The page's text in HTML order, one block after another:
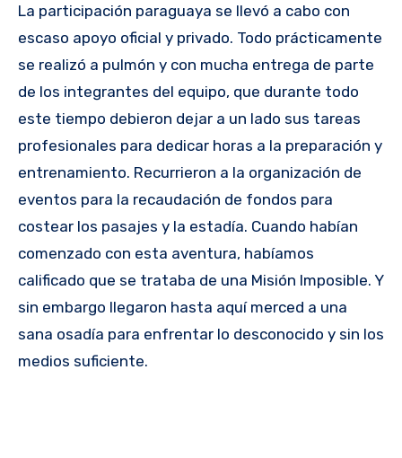
La participación paraguaya se llevó a cabo con
escaso apoyo oficial y privado. Todo prácticamente
se realizó a pulmón y con mucha entrega de parte
de los integrantes del equipo, que durante todo
este tiempo debieron dejar a un lado sus tareas
profesionales para dedicar horas a la preparación y
entrenamiento. Recurrieron a la organización de
eventos para la recaudación de fondos para
costear los pasajes y la estadía. Cuando habían
comenzado con esta aventura, habíamos
calificado que se trataba de una Misión Imposible. Y
sin embargo llegaron hasta aquí merced a una
sana osadía para enfrentar lo desconocido y sin los
medios suficiente.